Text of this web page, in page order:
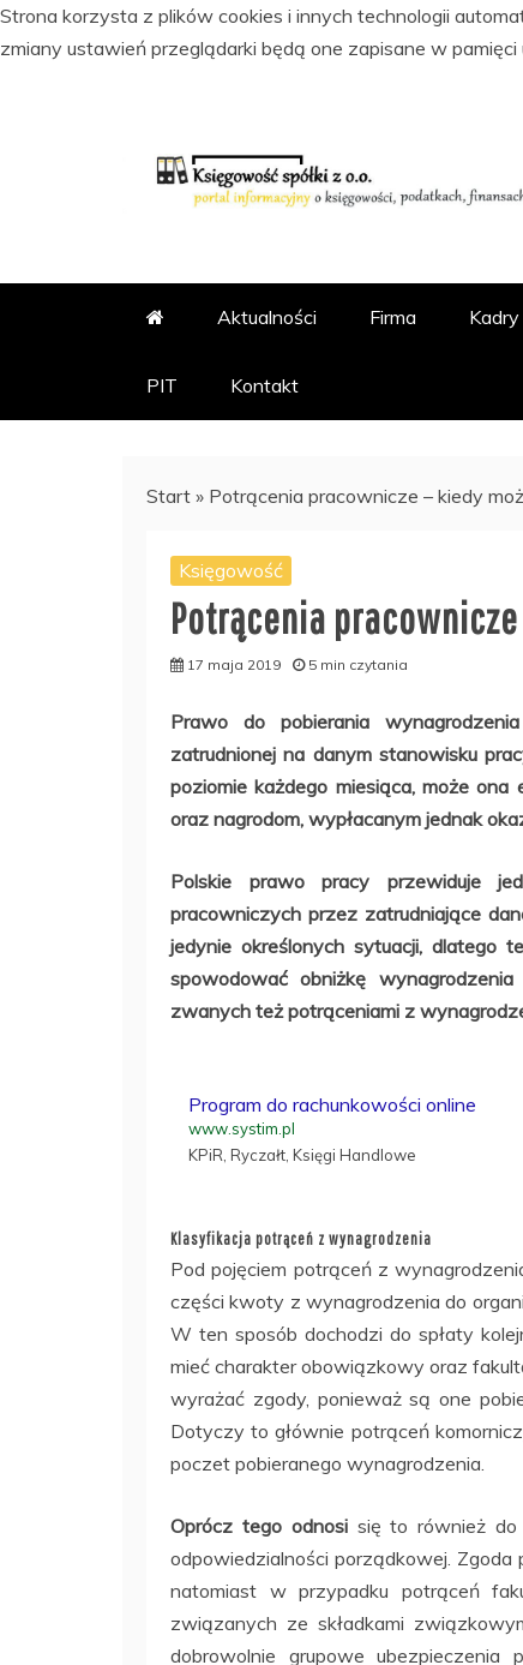
Strona korzysta z plików cookies i innych technologii
zmiany ustawień przeglądarki będą one zapisane w pamięci
Aktualności Firma Kadry
PIT Kontakt
Start » Potrącenia pracownicze – kiedy
Księgowość
Potrącenia
17 maja 2019 5 min czytania
Prawo do pobierania
zatrudnionej na danym stanowisku
poziomie każdego miesiąca, może
oraz nagrodom, wypłacanym jednak
Polskie prawo pracy przewiduje
pracowniczych przez zatrudniające
jedynie określonych sytuacji, dlatego
spowodować obniżkę
zwanych też potrąceniami z
Program do rachunkowości online
www.systim.pl
KPiR, Ryczałt, Księgi Handlowe
Klasyfikacja potrąceń z wynagrodzenia
Pod pojęciem potrąceń z
części kwoty z wynagrodzenia do
W ten sposób dochodzi do spłaty
mieć charakter obowiązkowy oraz
wyrażać zgody, ponieważ są one
Dotyczy to głównie potrąceń
poczet pobieranego wynagrodzenia.
Oprócz tego odnosisię to również do
odpowiedzialności porządkowej.
natomiast w przypadku potrąceń
związanych ze składkami
dobrowolnie grupowe